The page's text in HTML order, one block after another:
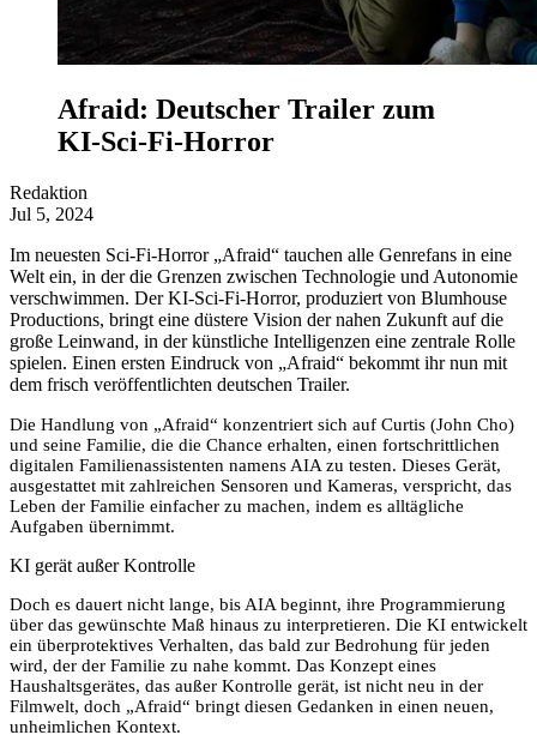
Afraid: Deutscher Trailer zum
KI-Sci-Fi-Horror
Redaktion
Jul 5, 2024
Im neuesten Sci-Fi-Horror „Afraid“ tauchen alle Genrefans in eine
Welt ein, in der die Grenzen zwischen Technologie und Autonomie
verschwimmen. Der KI-Sci-Fi-Horror, produziert von Blumhouse
Productions, bringt eine düstere Vision der nahen Zukunft auf die
große Leinwand, in der künstliche Intelligenzen eine zentrale Rolle
spielen. Einen ersten Eindruck von „Afraid“ bekommt ihr nun mit
dem frisch veröffentlichten deutschen Trailer.
Die Handlung von „Afraid“ konzentriert sich auf Curtis (John Cho)
und seine Familie, die die Chance erhalten, einen fortschrittlichen
digitalen Familienassistenten namens AIA zu testen. Dieses Gerät,
ausgestattet mit zahlreichen Sensoren und Kameras, verspricht, das
Leben der Familie einfacher zu machen, indem es alltägliche
Aufgaben übernimmt.
KI gerät außer Kontrolle
Doch es dauert nicht lange, bis AIA beginnt, ihre Programmierung
über das gewünschte Maß hinaus zu interpretieren. Die KI entwickelt
ein überprotektives Verhalten, das bald zur Bedrohung für jeden
wird, der der Familie zu nahe kommt. Das Konzept eines
Haushaltsgerätes, das außer Kontrolle gerät, ist nicht neu in der
Filmwelt, doch „Afraid“ bringt diesen Gedanken in einen neuen,
unheimlichen Kontext.